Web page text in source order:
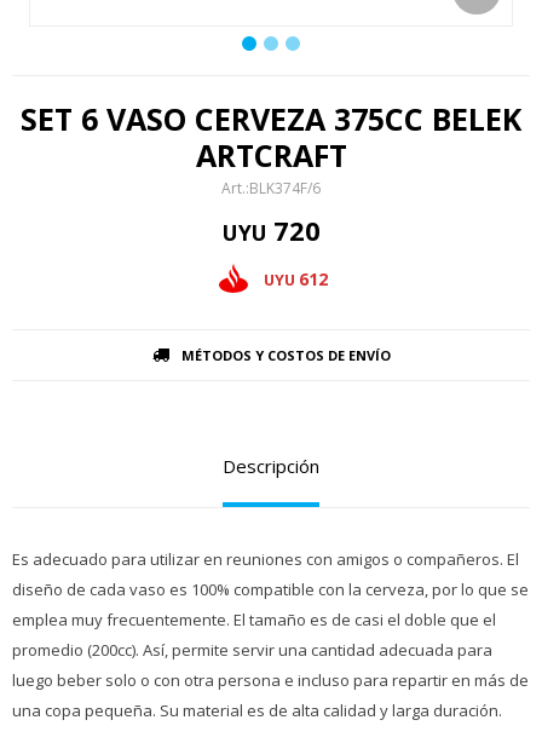
SET 6 VASO CERVEZA 375CC BELEK
ARTCRAFT
BLK374F/6
UYU 720
UYU 612
MÉTODOS Y COSTOS DE ENVÍO
Descripción
Es adecuado para utilizar en reuniones con amigos o compañeros. El
diseño de cada vaso es 100% compatible con la cerveza, por lo que se
emplea muy frecuentemente. El tamaño es de casi el doble que el
promedio (200cc). Así, permite servir una cantidad adecuada para
luego beber solo o con otra persona e incluso para repartir en más de
una copa pequeña. Su material es de alta calidad y larga duración.